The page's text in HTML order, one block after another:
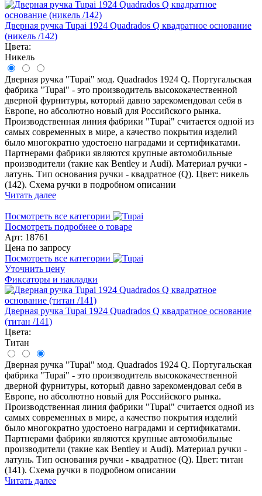
Дверная ручка Tupai 1924 Quadrados Q квадратное основание
(никель /142)
Цвета:
Никель
Дверная ручка "Tupai" мод. Quadrados 1924 Q. Португальская
фабрика "Tupai" - это производитель высококачественной
дверной фурнитуры, который давно зарекомендовал себя в
Европе, но абсолютно новый для Российского рынка.
Производственная линия фабрики "Tupai" считается одной из
самых современных в мире, а качество покрытия изделий
было многократно удостоено наградами и сертификатами.
Партнерами фабрики являются крупные автомобильные
производители (такие как Bentley и Audi). Материал ручки -
латунь. Тип основания ручки - квадратное (Q). Цвет: никель
(142). Схема ручки в подробном описании
Читать далее
Посмотреть все категории
Посмотреть подробнее о товаре
Арт: 18761
Цена по запросу
Посмотреть все категории
Уточнить цену
Фиксаторы и накладки
Дверная ручка Tupai 1924 Quadrados Q квадратное основание
(титан /141)
Цвета:
Титан
Дверная ручка "Tupai" мод. Quadrados 1924 Q. Португальская
фабрика "Tupai" - это производитель высококачественной
дверной фурнитуры, который давно зарекомендовал себя в
Европе, но абсолютно новый для Российского рынка.
Производственная линия фабрики "Tupai" считается одной из
самых современных в мире, а качество покрытия изделий
было многократно удостоено наградами и сертификатами.
Партнерами фабрики являются крупные автомобильные
производители (такие как Bentley и Audi). Материал ручки -
латунь. Тип основания ручки - квадратное (Q). Цвет: титан
(141). Схема ручки в подробном описании
Читать далее